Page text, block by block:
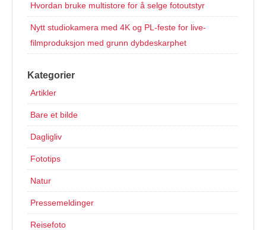
Hvordan bruke multistore for å selge fotoutstyr
Nytt studiokamera med 4K og PL-feste for live-
filmproduksjon med grunn dybdeskarphet
Kategorier
Artikler
Bare et bilde
Dagligliv
Fototips
Natur
Pressemeldinger
Reisefoto